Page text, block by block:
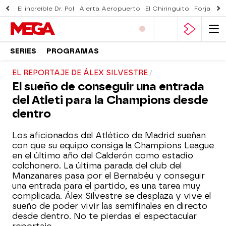
El increíble Dr. Pol Alerta Aeropuerto El Chiringuito Forjado
SERIES PROGRAMAS
EL REPORTAJE DE ÁLEX SILVESTRE
El sueño de conseguir una entrada
del Atleti para la Champions desde
dentro
Los aficionados del Atlético de Madrid sueñan
con que su equipo consiga la Champions League
en el último año del Calderón como estadio
colchonero. La última parada del club del
Manzanares pasa por el Bernabéu y conseguir
una entrada para el partido, es una tarea muy
complicada. Álex Silvestre se desplaza y vive el
sueño de poder vivir las semifinales en directo
desde dentro. No te pierdas el espectacular